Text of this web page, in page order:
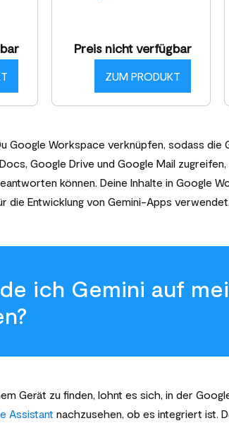
Preis nicht verfügbar
ZUM PRODUKT
Google Workspace verknüpfen, sodass die
Google Drive und Google Mail
können. Deine Inhalte in Google
die Entwicklung von Gemini-Apps verwendet.
ich Gemini auf
Gerät zu finden, lohnt es sich, in der
Assistant nachzusehen, ob es integriert ist.